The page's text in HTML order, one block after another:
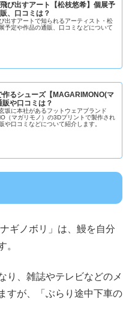
び出すアート【松枝悠希】個展予
、口コミは？
出すアートで知られるアーティスト・松
予定や作品の通販、口コミなどについて
作るシューズ【MAGARIMONO(マ
や口コミは？
坂に本社があるフットウェアブランド
（マガリモノ）の3Dプリントで製作され
や口コミなどについて紹介します。
ギノボリ」は、鰻を自分
。
り、雑誌やテレビなどのメ
すが、「ぶらり途中下車の